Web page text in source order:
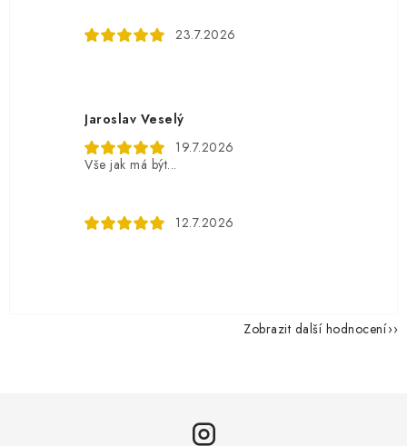
23.7.2026
Jaroslav Veselý
19.7.2026
Vše jak má být...
12.7.2026
Zobrazit další hodnocení